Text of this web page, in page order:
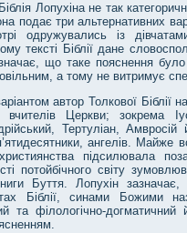
Лопухіна не так
подає три альтернативних
одружувались із
тексті Біблії дане
що таке пояснення
а тому не витримує
автор Толкової Біблії
вчителів Церкви; зокрема
Тертуліан,
ангелів. Майже
підсилювала
потойбічного світу
Буття. Лопухін
Біблії, синами Божими
та філологічно-